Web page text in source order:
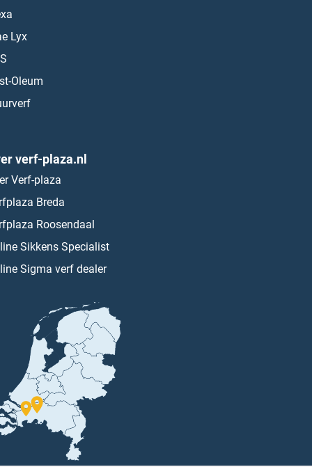
Lyx
Oleum
verf-plaza.nl
Verf-plaza
Breda
Roosendaal
Sikkens Specialist
Sigma verf dealer